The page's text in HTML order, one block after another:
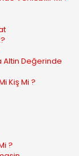
Altin Değerinde
Kiş Mi ?
?